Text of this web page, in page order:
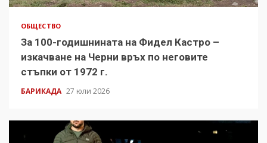
ОБЩЕСТВО
За 100-годишнината на Фидел Кастро –
изкачване на Черни връх по неговите
стъпки от 1972 г.
БАРИКАДА 27 юли 2026